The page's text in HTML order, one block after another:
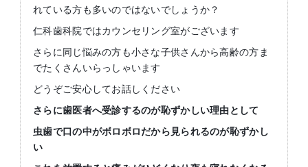
れている方も多いのではないでしょうか？
仁科歯科院ではカウンセリング室がございます
さらに同じ悩みの方も小さな子供さんから高齢の方ま
でたくさんいらっしゃいます
どうぞご安心してお話しください
さらに歯医者へ受診するのが恥ずかしい理由として
虫歯で口の中がボロボロだから見られるのが恥ずかし
い